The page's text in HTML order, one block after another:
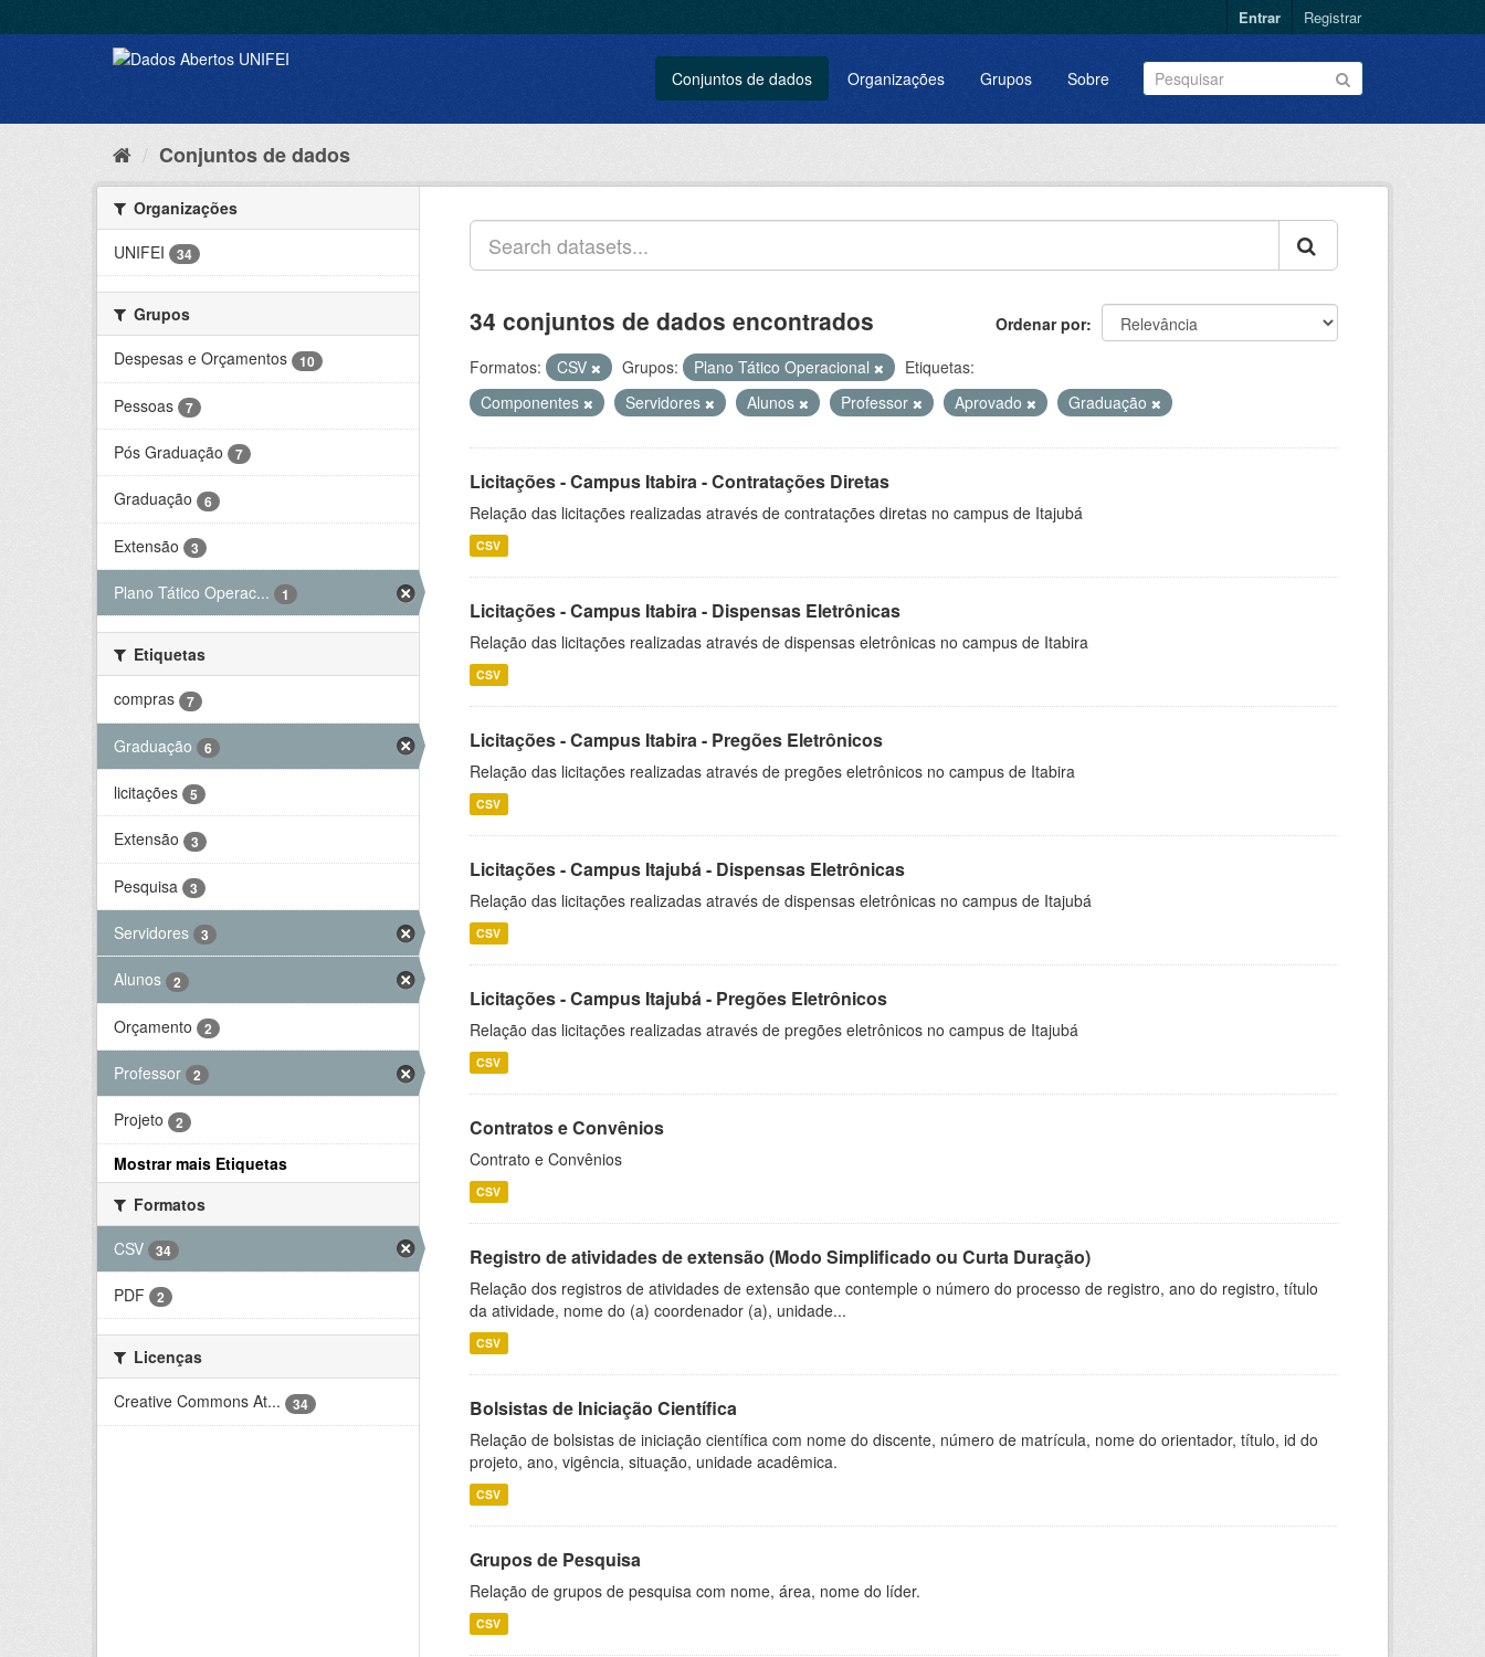
Entrar Registrar
Conjuntos de dados Organizações Grupos Sobre
Conjuntos de dados
Organizações
UNIFEI
34
Grupos
Despesas e Orçamentos
10
Pessoas 7
Pós Graduação 7
Graduação 6
Extensão 3
Plano Tático Operac... 1
Etiquetas
compras
7
Graduação 6
licitações 5
Extensão 3
Pesquisa 3
Servidores 3
Alunos 2
Orçamento 2
Professor 2
Projeto 2
Mostrar mais Etiquetas
Formatos
CSV
34
PDF 2
Licenças
Creative Commons At...
34
Ordenar por
34 conjuntos de dados encontrados
Formatos: CSV Grupos: Plano Tático Operacional
Etiquetas:
Componentes
Servidores Alunos Professor Aprovado Graduação
Licitações - Campus Itabira - Contratações Diretas
Relação das licitações realizadas através de contratações diretas no campus de Itajubá
CSV
Licitações - Campus Itabira - Dispensas Eletrônicas
Relação das licitações realizadas através de dispensas eletrônicas no campus de Itabira
CSV
Licitações - Campus Itabira - Pregões Eletrônicos
Relação das licitações realizadas através de pregões eletrônicos no campus de Itabira
CSV
Licitações - Campus Itajubá - Dispensas Eletrônicas
Relação das licitações realizadas através de dispensas eletrônicas no campus de Itajubá
CSV
Licitações - Campus Itajubá - Pregões Eletrônicos
Relação das licitações realizadas através de pregões eletrônicos no campus de Itajubá
CSV
Contratos e Convênios
Contrato e Convênios
CSV
Registro de atividades de extensão (Modo Simplificado ou Curta Duração)
Relação dos registros de atividades de extensão que contemple o número do processo de registro, ano do registro, título
da atividade, nome do (a) coordenador (a), unidade...
CSV
Bolsistas de Iniciação Científica
Relação de bolsistas de iniciação científica com nome do discente, número de matrícula, nome do orientador, título, id do
projeto, ano, vigência, situação, unidade acadêmica.
CSV
Grupos de Pesquisa
Relação de grupos de pesquisa com nome, área, nome do líder.
CSV